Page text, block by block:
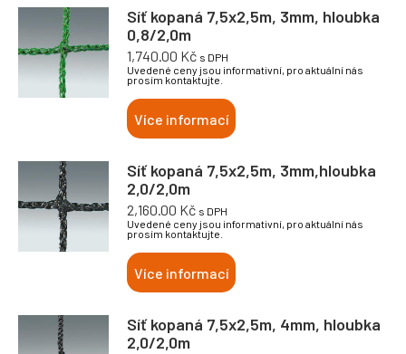
Síť kopaná 7,5x2,5m, 3mm, hloubka
0,8/2,0m
1,740.00 Kč s DPH
Uvedené ceny jsou informativní, pro aktuální nás
prosím kontaktujte.
Více informací
Síť kopaná 7,5x2,5m, 3mm,hloubka
2,0/2,0m
2,160.00 Kč s DPH
Uvedené ceny jsou informativní, pro aktuální nás
prosím kontaktujte.
Více informací
Síť kopaná 7,5x2,5m, 4mm, hloubka
2,0/2,0m